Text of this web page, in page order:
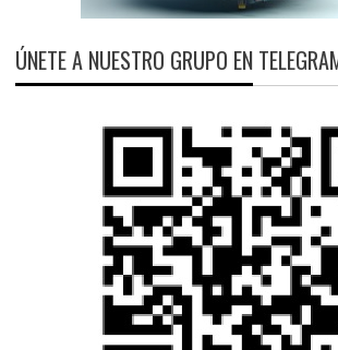
ÚNETE A NUESTRO GRUPO EN